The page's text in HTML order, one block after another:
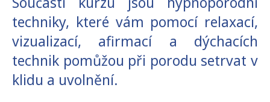
techniky, které vám pomocí relaxací,
vizualizací, afirmací a dýchacích
technik pomůžou při porodu setrvat v
klidu a uvolnění.